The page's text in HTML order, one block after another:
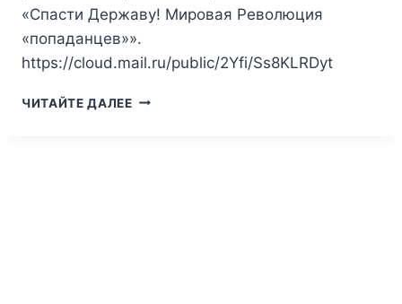
«Спасти Державу! Мировая Революция
«попаданцев»».
https://cloud.mail.ru/public/2Yfi/Ss8KLRDyt
ЧИТАЙТЕ ДАЛЕЕ ГЕРМАН